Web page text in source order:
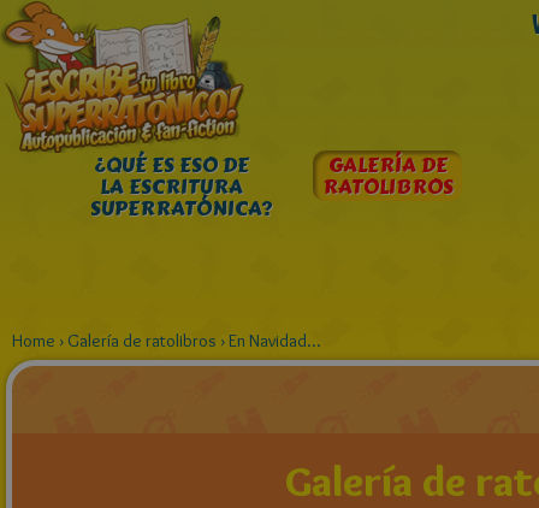
¿QUÉ ES ESO DE
LA ESCRITURA
SUPERRATÓNICA?
GALERÍA DE
RATOLIBROS
Home › Galería de ratolibros ›En Navidad...
Galería de